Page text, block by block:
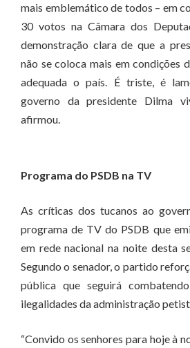
mais emblemático de todos – em
30 votos na Câmara dos
demonstração clara de que a
não se coloca mais em condições
adequada o país. É triste, é
governo da presidente Dilma
afirmou.
Programa do PSDB na TV
As críticas dos tucanos ao
programa de TV do PSDB que
em rede nacional na noite desta
Segundo o senador, o partido
pública que seguirá
ilegalidades da administração
“Convido os senhores para hoje à